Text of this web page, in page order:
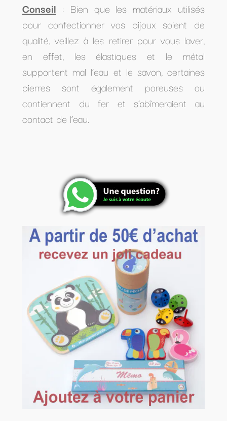
Conseil : Bien que les matériaux utilisés
pour confectionner vos bijoux soient de
qualité, veillez à les retirer pour vous laver,
en effet, les élastiques et le métal
supportent mal l’eau et le savon, certaines
pierres sont également poreuses ou
contiennent du fer et s’abîmeraient au
contact de l’eau.